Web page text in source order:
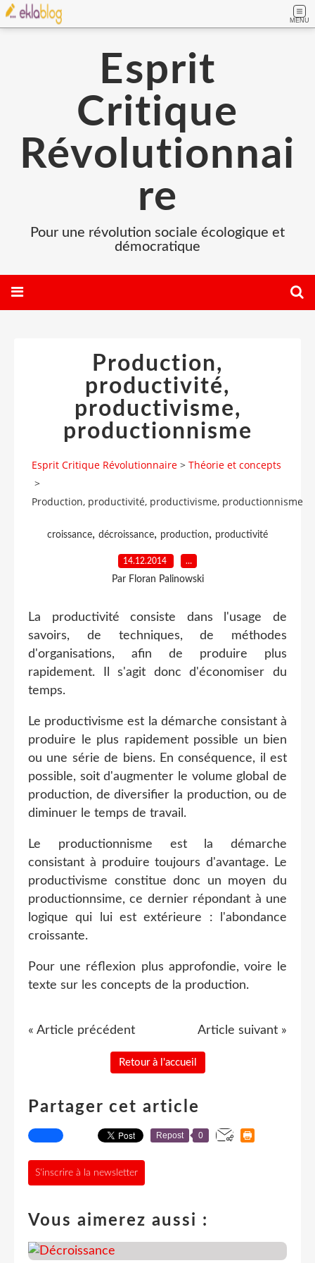
MENU
Esprit
Critique
Révolutionnai
re
Pour une révolution sociale écologique et
démocratique
Production,
productivité,
productivisme,
productionnisme
Esprit Critique Révolutionnaire > Théorie et concepts
>
Production, productivité, productivisme, productionnisme
croissance, décroissance, production, productivité
14.12.2014 …
Par Floran Palinowski
La productivité consiste dans l'usage de
savoirs, de techniques, de méthodes
d'organisations, afin de produire plus
rapidement. Il s'agit donc d'économiser du
temps.
Le productivisme est la démarche consistant à
produire le plus rapidement possible un bien
ou une série de biens. En conséquence, il est
possible, soit d'augmenter le volume global de
production, de diversifier la production, ou de
diminuer le temps de travail.
Le productionnisme est la démarche
consistant à produire toujours d'avantage. Le
productivisme constitue donc un moyen du
productionnsime, ce dernier répondant à une
logique qui lui est extérieure : l'abondance
croissante.
Pour une réflexion plus approfondie, voire le
texte sur les concepts de la production.
« Article précédent Article suivant »
Retour à l'accueil
Partager cet article
Repost 0
S'inscrire à la newsletter
Vous aimerez aussi :